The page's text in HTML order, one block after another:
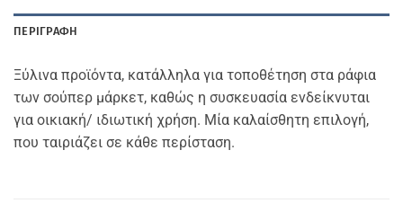
ΠΕΡΙΓΡΑΦΉ
Ξύλινα προϊόντα, κατάλληλα για τοποθέτηση στα ράφια
των σούπερ μάρκετ, καθώς η συσκευασία ενδείκνυται
για οικιακή/ ιδιωτική χρήση. Μία καλαίσθητη επιλογή,
που ταιριάζει σε κάθε περίσταση.